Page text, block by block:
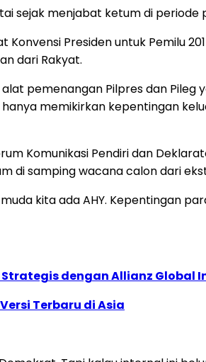
sejak menjabat ketum di periode
Presiden untuk Pemilu
dari Rakyat.
pemenangan Pilpres dan Pileg
memikirkan kepentingan
Komunikasi Pendiri dan
di samping wacana calon dari
kita ada AHY. Kepentingan
dengan Allianz Global
Terbaru di Asia